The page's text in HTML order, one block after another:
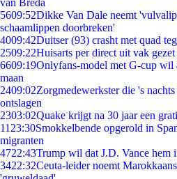
van Breda
5609:52Dikke Van Dale neemt
schaamlippen doorbreken'
4009:42Duitser (93) crasht met quad
2509:22Huisarts per direct uit vak
6609:19Onlyfans-model met G-cup wil
maan
2409:02Zorgmedewerkster die 's
ontslagen
2303:02Quake krijgt na 30 jaar een
11 23:30Smokkelbende opgerold in
migranten
4722:43Trump wil dat J.D. Vance hem
3422:32Ceuta-leider noemt